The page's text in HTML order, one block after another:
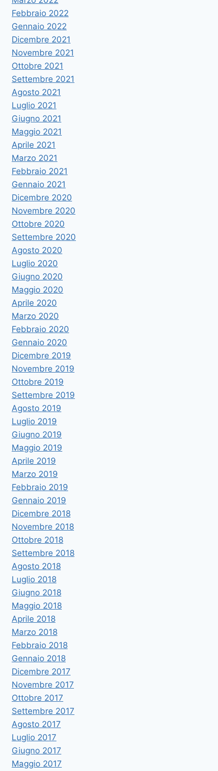
Febbraio 2022
Gennaio 2022
Dicembre 2021
Novembre 2021
Ottobre 2021
Settembre 2021
Agosto 2021
Luglio 2021
Giugno 2021
Maggio 2021
Aprile 2021
Marzo 2021
Febbraio 2021
Gennaio 2021
Dicembre 2020
Novembre 2020
Ottobre 2020
Settembre 2020
Agosto 2020
Luglio 2020
Giugno 2020
Maggio 2020
Aprile 2020
Marzo 2020
Febbraio 2020
Gennaio 2020
Dicembre 2019
Novembre 2019
Ottobre 2019
Settembre 2019
Agosto 2019
Luglio 2019
Giugno 2019
Maggio 2019
Aprile 2019
Marzo 2019
Febbraio 2019
Gennaio 2019
Dicembre 2018
Novembre 2018
Ottobre 2018
Settembre 2018
Agosto 2018
Luglio 2018
Giugno 2018
Maggio 2018
Aprile 2018
Marzo 2018
Febbraio 2018
Gennaio 2018
Dicembre 2017
Novembre 2017
Ottobre 2017
Settembre 2017
Agosto 2017
Luglio 2017
Giugno 2017
Maggio 2017